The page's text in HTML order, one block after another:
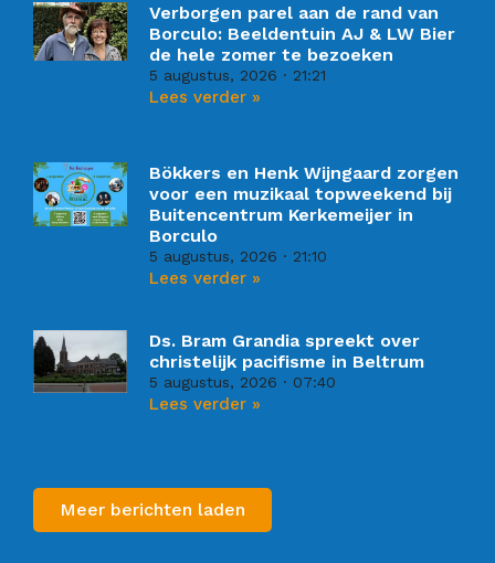
Verborgen parel aan de rand van
Borculo: Beeldentuin AJ & LW Bier
de hele zomer te bezoeken
5 augustus, 2026 21:21
Lees verder »
Bökkers en Henk Wijngaard zorgen
voor een muzikaal topweekend bij
Buitencentrum Kerkemeijer in
Borculo
5 augustus, 2026 21:10
Lees verder »
Ds. Bram Grandia spreekt over
christelijk pacifisme in Beltrum
5 augustus, 2026 07:40
Lees verder »
Meer berichten laden